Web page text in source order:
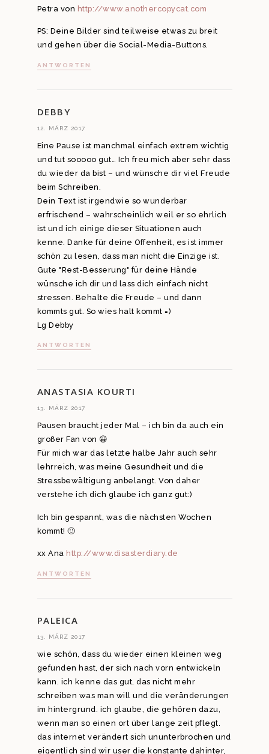
Petra von http://www.anothercopycat.com
PS: Deine Bilder sind teilweise etwas zu breit
und gehen über die Social-Media-Buttons.
ANTWORTEN
DEBBY
12. MÄRZ 2017
Eine Pause ist manchmal einfach extrem wichtig
und tut sooooo gut… Ich freu mich aber sehr dass
du wieder da bist – und wünsche dir viel Freude
beim Schreiben.
Dein Text ist irgendwie so wunderbar
erfrischend – wahrscheinlich weil er so ehrlich
ist und ich einige dieser Situationen auch
kenne. Danke für deine Offenheit, es ist immer
schön zu lesen, dass man nicht die Einzige ist.
Gute "Rest-Besserung" für deine Hände
wünsche ich dir und lass dich einfach nicht
stressen. Behalte die Freude – und dann
kommts gut. So wies halt kommt =)
Lg Debby
ANTWORTEN
ANASTASIA KOURTI
13. MÄRZ 2017
Pausen braucht jeder Mal – ich bin da auch ein
großer Fan von 😀
Für mich war das letzte halbe Jahr auch sehr
lehrreich, was meine Gesundheit und die
Stressbewältigung anbelangt. Von daher
verstehe ich dich glaube ich ganz gut:)
Ich bin gespannt, was die nächsten Wochen
kommt! 🙂
xx Ana http://www.disasterdiary.de
ANTWORTEN
PALEICA
13. MÄRZ 2017
wie schön, dass du wieder einen kleinen weg
gefunden hast, der sich nach vorn entwickeln
kann. ich kenne das gut, das nicht mehr
schreiben was man will und die veränderungen
im hintergrund. ich glaube, die gehören dazu,
wenn man so einen ort über lange zeit pflegt.
das internet verändert sich ununterbrochen und
eigentlich sind wir user die konstante dahinter,